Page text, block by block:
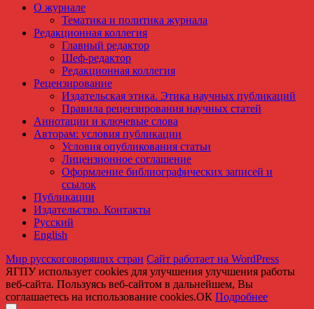
О журнале
Тематика и политика журнала
Редакционная коллегия
Главный редактор
Шеф-редактор
Редакционная коллегия
Рецензирование
Издательская этика. Этика научных публикаций
Правила рецензирования научных статей
Аннотации и ключевые слова
Авторам: условия публикации
Условия опубликования статьи
Лицензионное соглашение
Оформление библиографических записей и
ссылок
Публикации
Издательство. Контакты
Русский
English
Мир русскоговорящих стран Сайт работает на WordPress
ЯГПУ использует cookies для улучшения улучшения работы
веб-сайта. Пользуясь веб-сайтом в дальнейшем, Вы
соглашаетесь на использование cookies.ОК Подробнее